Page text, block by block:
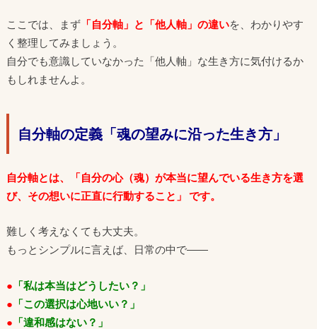
ここでは、まず「自分軸」と「他人軸」の違いを、わかりやす
く整理してみましょう。
自分でも意識していなかった「他人軸」な生き方に気付けるか
もしれませんよ。
自分軸の定義「魂の望みに沿った生き方」
自分軸とは、「自分の心（魂）が本当に望んでいる生き方を選
び、その想いに正直に行動すること」 です。
難しく考えなくても大丈夫。
もっとシンプルに言えば、日常の中で――
● 「私は本当はどうしたい？」
● 「この選択は心地いい？」
● 「違和感はない？」